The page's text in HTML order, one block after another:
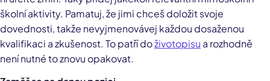
školní aktivity. Pamatuj, že jimi chceš doložit svoje
dovednosti, takže nevyjmenovávej každou dosaženou
kvalifikaci a zkušenost. To patří doživotopisu a rozhodně
není nutné to znovu opakovat.